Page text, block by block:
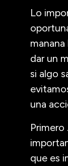
Lo
dar un
si algo
una
que es